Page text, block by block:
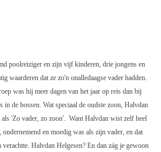
poolreiziger en zijn vijf kinderen, drie jongens en
waarderen dat ze zo'n onalledaagse vader hadden.
was hij meer dagen van het jaar op reis dan bij
de bossen. Wat speciaal de oudste zoon, Halvdan
'Zo vader, zo zoon'. Want Halvdan wist zelf heel
en moedig was als zijn vader, en dat
Halvdan Helgesen? En dan zág je gewoon